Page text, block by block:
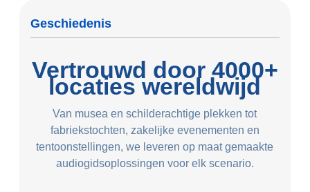
Geschiedenis
Vertrouwd door 4000+
locaties wereldwijd
Van musea en schilderachtige plekken tot
fabriekstochten, zakelijke evenementen en
tentoonstellingen, we leveren op maat gemaakte
audiogidsoplossingen voor elk scenario.